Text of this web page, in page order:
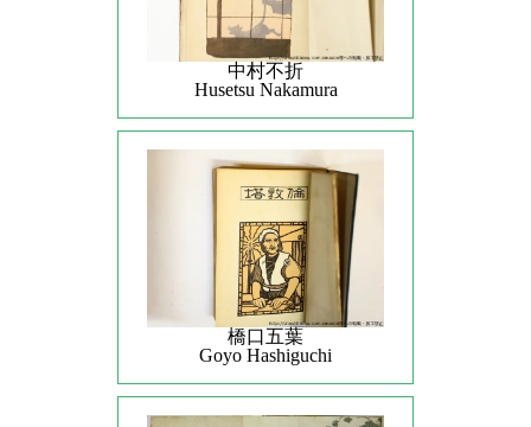
中村不折
Husetsu Nakamura
橋口五葉
Goyo Hashiguchi